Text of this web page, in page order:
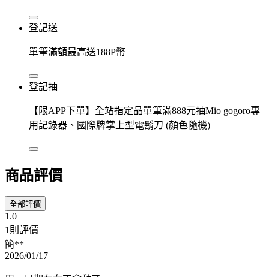
登記送
單筆滿額最高送188P幣
登記抽
【限APP下單】全站指定品單筆滿888元抽Mio gogoro專
用記錄器、國際牌掌上型電鬍刀 (顏色隨機)
商品評價
全部評價
1.0
1則評價
簡**
2026/01/17